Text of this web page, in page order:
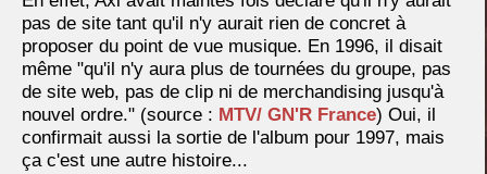
pas de site tant qu'il n'y aurait rien de concret à
proposer du point de vue musique. En 1996, il disait
même "qu'il n'y aura plus de tournées du groupe, pas
de site web, pas de clip ni de merchandising jusqu'à
nouvel ordre." (source : MTV/ GN'R France) Oui, il
confirmait aussi la sortie de l'album pour 1997, mais
ça c'est une autre histoire...